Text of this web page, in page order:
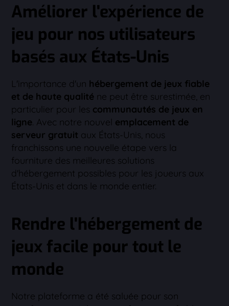
Améliorer l'expérience de
jeu pour nos utilisateurs
basés aux États-Unis
L'importance d'un hébergement de jeux fiable
et de haute qualité ne peut être surestimée, en
particulier pour les communautés de jeux en
ligne. Avec notre nouvel emplacement de
serveur gratuit aux États-Unis, nous
franchissons une nouvelle étape vers la
fourniture des meilleures solutions
d'hébergement possibles pour les joueurs aux
États-Unis et dans le monde entier.
Rendre l'hébergement de
jeux facile pour tout le
monde
Notre plateforme a été saluée pour son